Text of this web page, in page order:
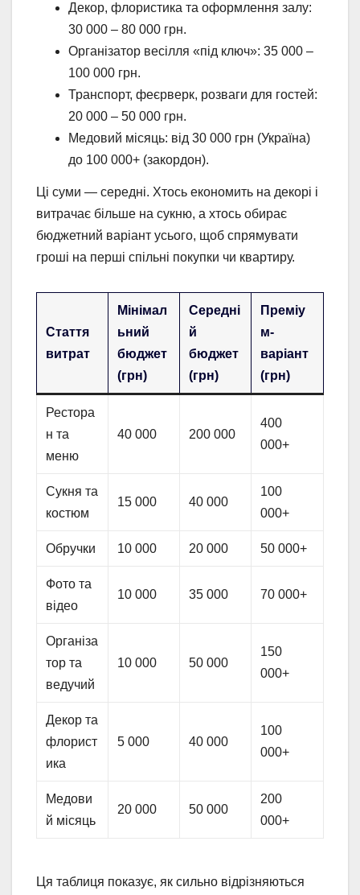
Декор, флористика та оформлення залу:
30 000 – 80 000 грн.
Організатор весілля «під ключ»: 35 000 –
100 000 грн.
Транспорт, феєрверк, розваги для гостей:
20 000 – 50 000 грн.
Медовий місяць: від 30 000 грн (Україна)
до 100 000+ (закордон).
Ці суми — середні. Хтось економить на декорі і
витрачає більше на сукню, а хтось обирає
бюджетний варіант усього, щоб спрямувати
гроші на перші спільні покупки чи квартиру.
Стаття
витрат
Мінімал
ьний
бюджет
(грн)
Середні
й
бюджет
(грн)
Преміу
м-
варіант
(грн)
Рестора
н та
меню
40 000 200 000
400
000+
Сукня та
костюм
15 000 40 000
100
000+
Обручки 10 000 20 000 50 000+
Фото та
відео
10 000 35 000 70 000+
Організа
тор та
ведучий
10 000 50 000
150
000+
Декор та
флорист
ика
5 000 40 000
100
000+
Медови
й місяць
20 000 50 000
200
000+
Ця таблиця показує, як сильно відрізняються